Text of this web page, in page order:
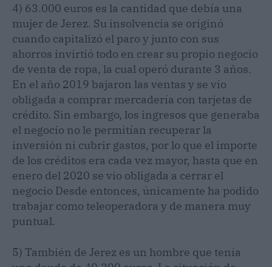
4) 63.000 euros es la cantidad que debía una
mujer de Jerez. Su insolvencia se originó
cuando capitalizó el paro y junto con sus
ahorros invirtió todo en crear su propio negocio
de venta de ropa, la cual operó durante 3 años.
En el año 2019 bajaron las ventas y se vio
obligada a comprar mercadería con tarjetas de
crédito. Sin embargo, los ingresos que generaba
el negocio no le permitían recuperar la
inversión ni cubrir gastos, por lo que el importe
de los créditos era cada vez mayor, hasta que en
enero del 2020 se vio obligada a cerrar el
negocio Desde entonces, únicamente ha podido
trabajar como teleoperadora y de manera muy
puntual.
5) También de Jerez es un hombre que tenía